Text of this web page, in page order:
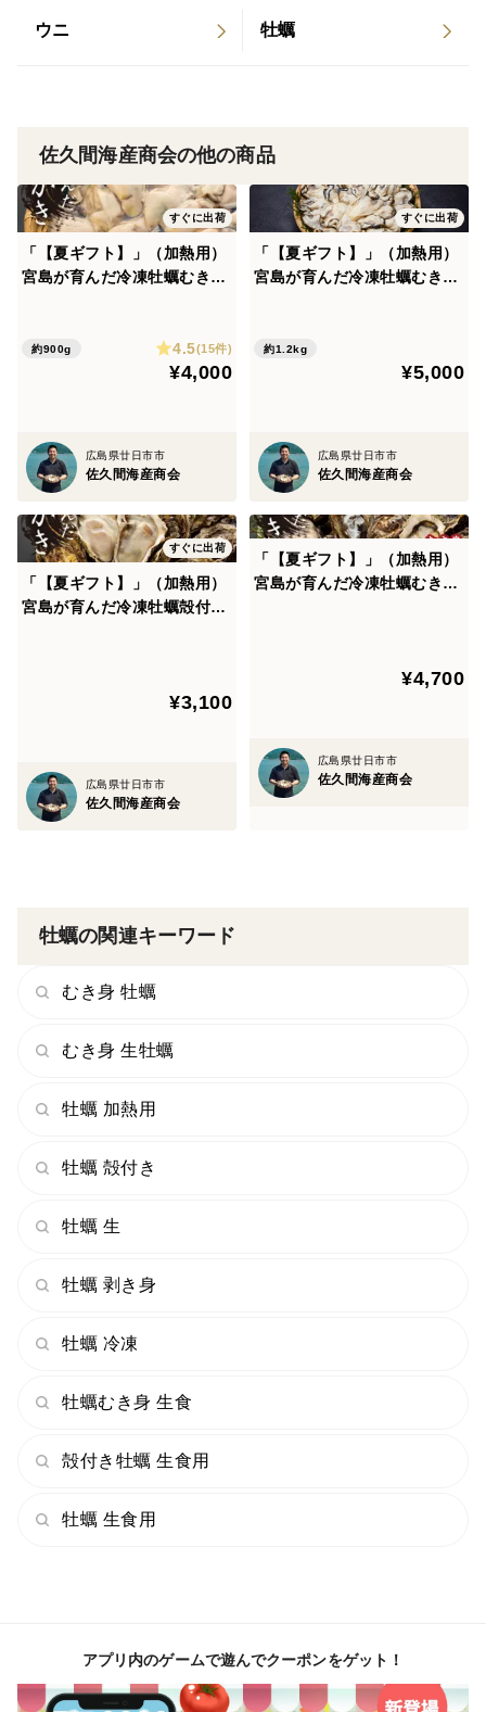
ウニ 牡蠣
佐久間海産商会の他の商品
すぐに出荷
「【夏ギフト】」（加熱用）
宮島が育んだ冷凍牡蠣むき身
約900g 4.5(15件)
¥4,000
広島県廿日市市
佐久間海産商会
すぐに出荷
「【夏ギフト】」（加熱用）
宮島が育んだ冷凍牡蠣むき身
約1.2kg
¥5,000
広島県廿日市市
佐久間海産商会
すぐに出荷
「【夏ギフト】」（加熱用）
宮島が育んだ冷凍牡蠣殻付き
¥3,100
広島県廿日市市
佐久間海産商会
「【夏ギフト】」（加熱用）
宮島が育んだ冷凍牡蠣むき身
¥4,700
広島県廿日市市
佐久間海産商会
牡蠣の関連キーワード
むき身 牡蠣
むき身 生牡蠣
牡蠣 加熱用
牡蠣 殻付き
牡蠣 生
牡蠣 剥き身
牡蠣 冷凍
牡蠣むき身 生食
殻付き牡蠣 生食用
牡蠣 生食用
アプリ内のゲームで遊んでクーポンをゲット！